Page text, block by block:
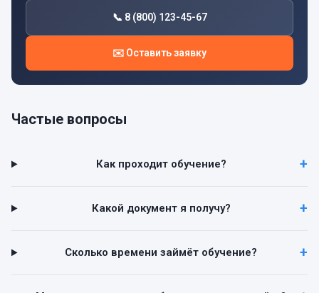
📞 8 (800) 123-45-67
✉️ Оставить заявку
Частые вопросы
Как проходит обучение?
Какой документ я получу?
Сколько времени займёт обучение?